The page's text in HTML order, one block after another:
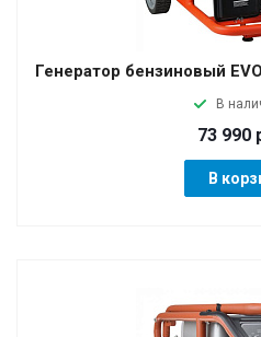
Генератор бензиновый
В
73 990
В